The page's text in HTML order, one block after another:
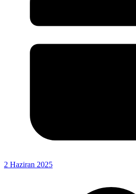
2 Haziran 2025